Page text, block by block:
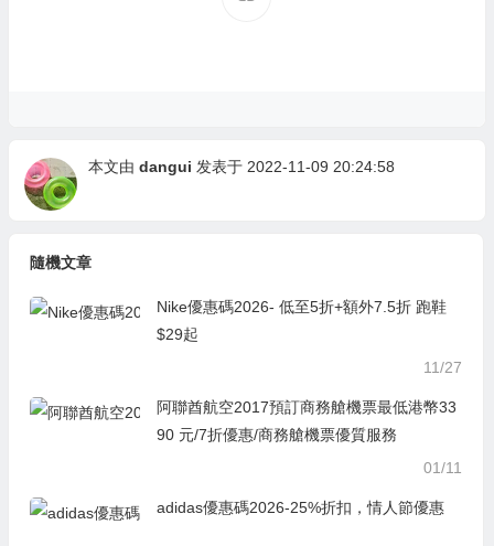
本文由 dangui 发表于 2022-11-09 20:24:58
隨機文章
Nike優惠碼2026- 低至5折+額外7.5折 跑鞋
$29起
11/27
阿聯酋航空2017預訂商務艙機票最低港幣33
90 元/7折優惠/商務艙機票優質服務
01/11
adidas優惠碼2026-25%折扣，情人節優惠